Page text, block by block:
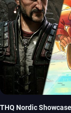
THQ Nordic